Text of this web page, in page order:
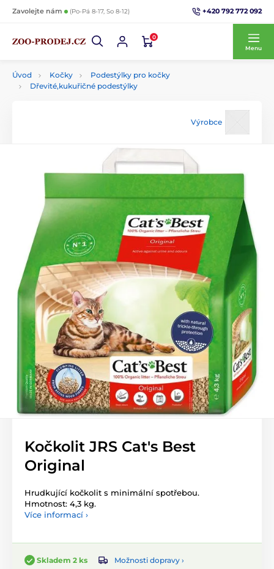
Zavolejte nám (Po-Pá 8-17, So 8-12) +420 792 772 092
0
Menu
Úvod Kočky
Podestýlky pro kočky
Dřevité,kukuřičné podestýlky
Výrobce
Kočkolit JRS Cat's Best
Original
Hrudkující kočkolit s minimální spotřebou.
Hmotnost: 4,3 kg.
Více informací ›
Skladem 2 ks
Možnosti dopravy ›